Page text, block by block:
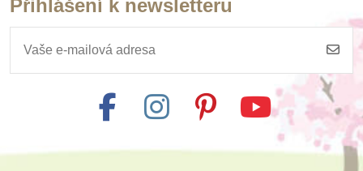
Přihlášení k newsletteru